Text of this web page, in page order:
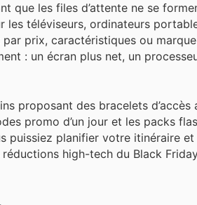
les files d’attente ne se
téléviseurs, ordinateurs
prix, caractéristiques ou
: un écran plus net, un
proposant des bracelets
promo d’un jour et les packs
puissiez planifier votre itinéraire
high-tech du Black